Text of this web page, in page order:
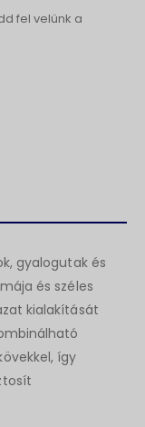
fel velünk a
gyalogutak és
és széles
kialakítását
így